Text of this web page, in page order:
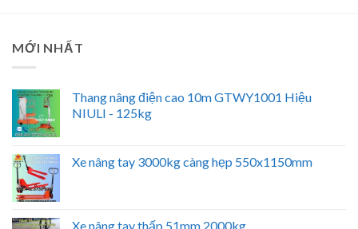
MỚI NHẤT
Thang nâng điện cao 10m GTWY1001 Hiệu
NIULI - 125kg
Xe nâng tay 3000kg càng hẹp 550x1150mm
Xe nâng tay thấp 51mm 2000kg